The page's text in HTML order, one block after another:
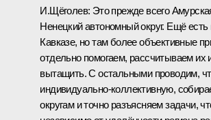
И.Щёголев: Это прежде всего
Ненецкий автономный округ. Ещё
Кавказе, но там более объективные
отдельно помогаем, рассчитываем их
вытащить. С остальными проводим,
индивидуально-коллективную,
округам и точно разъясняем задачи,